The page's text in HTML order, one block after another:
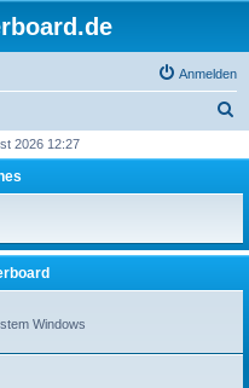
Anmelden
h
2026 12:27
Windows